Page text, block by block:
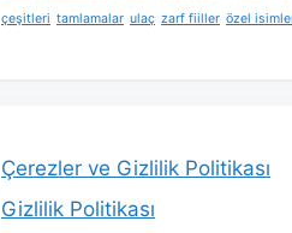
çeşitleri tamlamalar ulaç zarf fiiller özel
Çerezler ve Gizlilik Politikası
Gizlilik Politikası